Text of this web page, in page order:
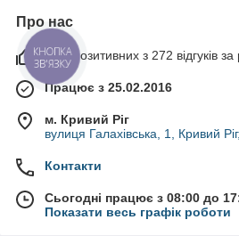
Про нас
93% позитивних з 272 відгуків за
Працює з 25.02.2016
м. Кривий Ріг
вулиця Галахівська, 1, Кривий
Контакти
Сьогодні працює з 08:00 до
Показати весь графік роботи
КНОПКА
ЗВ'ЯЗКУ